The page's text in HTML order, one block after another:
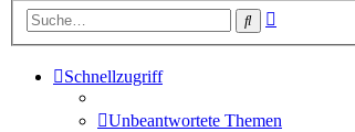
Suche
Schnellzugriff
Unbeantwortete Themen